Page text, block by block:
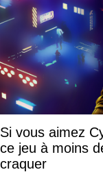
Si vous aimez
ce jeu à moins
craquer